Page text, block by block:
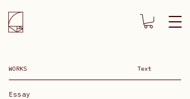
WORKS Text
Essay